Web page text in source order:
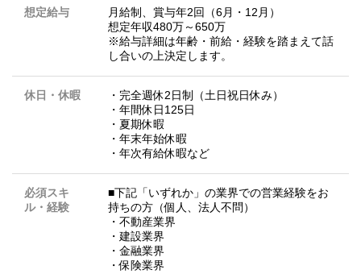
想定給与
月給制、賞与年2回（6月・12月）
想定年収480万～650万
※給与詳細は年齢・前給・経験を踏まえて話
し合いの上決定します。
休日・休暇
・完全週休2日制（土日祝日休み）
・年間休日125日
・夏期休暇
・年末年始休暇
・年次有給休暇など
必須スキ
ル・経験
■下記「いずれか」の業界での営業経験をお
持ちの方（個人、法人不問）
・不動産業界
・建設業界
・金融業界
・保険業界